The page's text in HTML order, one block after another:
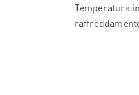
Temperatura